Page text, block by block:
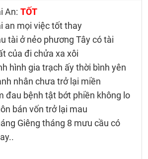
An: TỐT
an mọi việc tốt thay
tài ở nẻo phương Tây có tài
của đi chửa xa xôi
hình gia trạch ấy thời bình yên
nhân chưa trở lại miền
đau bệnh tật bớt phiền không lo
bán vốn trở lại mau
Giêng tháng 8 mưu cầu có